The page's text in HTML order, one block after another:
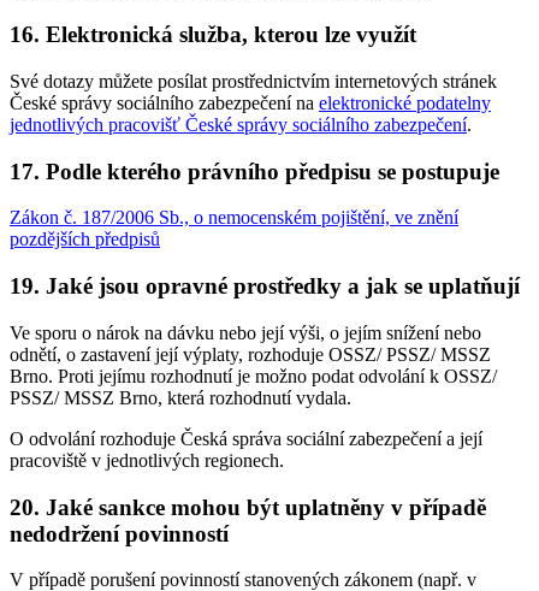
16. Elektronická služba, kterou lze využít
Své dotazy můžete posílat prostřednictvím internetových stránek
České správy sociálního zabezpečení na elektronické podatelny
jednotlivých pracovišť České správy sociálního zabezpečení.
17. Podle kterého právního předpisu se postupuje
Zákon č. 187/2006 Sb., o nemocenském pojištění, ve znění
pozdějších předpisů
19. Jaké jsou opravné prostředky a jak se uplatňují
Ve sporu o nárok na dávku nebo její výši, o jejím snížení nebo
odnětí, o zastavení její výplaty, rozhoduje OSSZ/ PSSZ/ MSSZ
Brno. Proti jejímu rozhodnutí je možno podat odvolání k OSSZ/
PSSZ/ MSSZ Brno, která rozhodnutí vydala.
O odvolání rozhoduje Česká správa sociální zabezpečení a její
pracoviště v jednotlivých regionech.
20. Jaké sankce mohou být uplatněny v případě
nedodržení povinností
V případě porušení povinností stanovených zákonem (např. v